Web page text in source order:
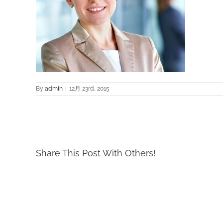
By admin | 12月 23rd, 2015
Share This Post With Others!